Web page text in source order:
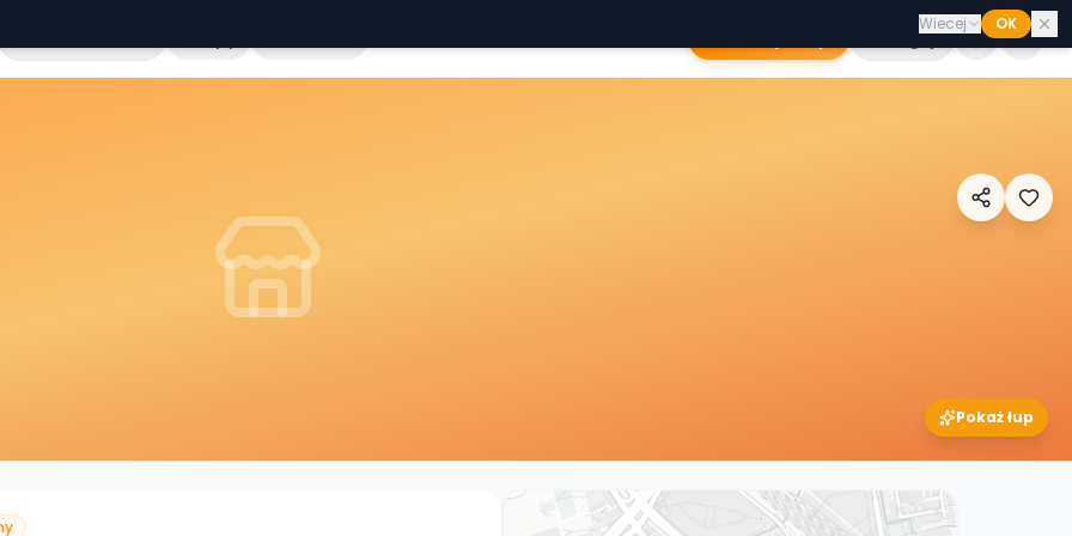
Zaloguj
Pokaż łup
Wiecej OK